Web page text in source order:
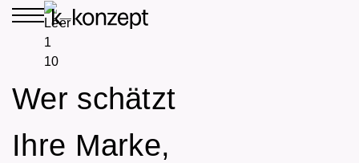
Wer schätzt
Ihre Marke,